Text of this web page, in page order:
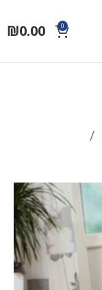
0
₪0.00